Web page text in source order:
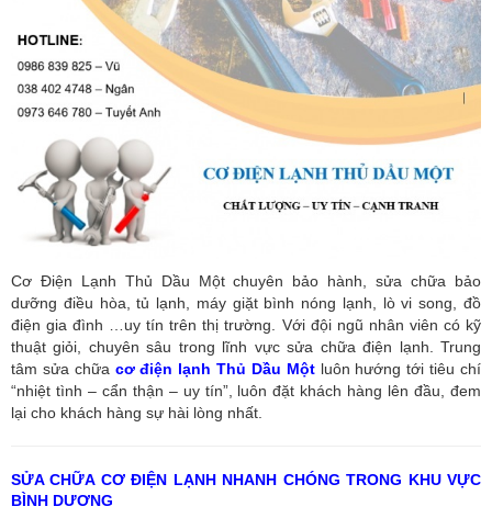
Cơ Điện Lạnh Thủ Dầu Một chuyên bảo hành, sửa chữa bảo
dưỡng điều hòa, tủ lạnh, máy giặt bình nóng lạnh, lò vi song, đồ
điện gia đình …uy tín trên thị trường. Với đội ngũ nhân viên có kỹ
thuật giỏi, chuyên sâu trong lĩnh vực sửa chữa điện lạnh. Trung
tâm sửa chữa cơ điện lạnh Thủ Dầu Mộtluôn hướng tới tiêu chí
“nhiệt tình – cẩn thận – uy tín”, luôn đặt khách hàng lên đầu, đem
lại cho khách hàng sự hài lòng nhất.
SỬA CHỮA CƠ ĐIỆN LẠNH NHANH CHÓNG TRONG KHU VỰC
BÌNH DƯƠNG